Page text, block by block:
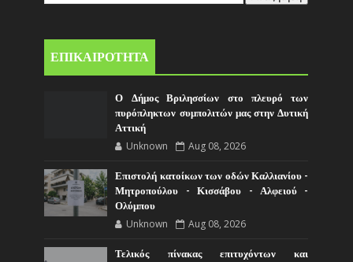
ΕΠΙΚΑΙΡΟΤΗΤΑ
Ο Δήμος Βριλησσίων στο πλευρό των
πυρόπληκτων συμπολιτών μας στην Δυτική
Αττική
Unknown Aug 08, 2026
Επιστολή κατοίκων των οδών Καλλιανίου -
Μητροπούλου - Κισσάβου - Αλφειού -
Ολύμπου
Unknown Aug 08, 2026
Τελικός πίνακας επιτυχόντων και